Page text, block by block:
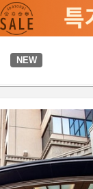
NEW
편의 시설/서비스